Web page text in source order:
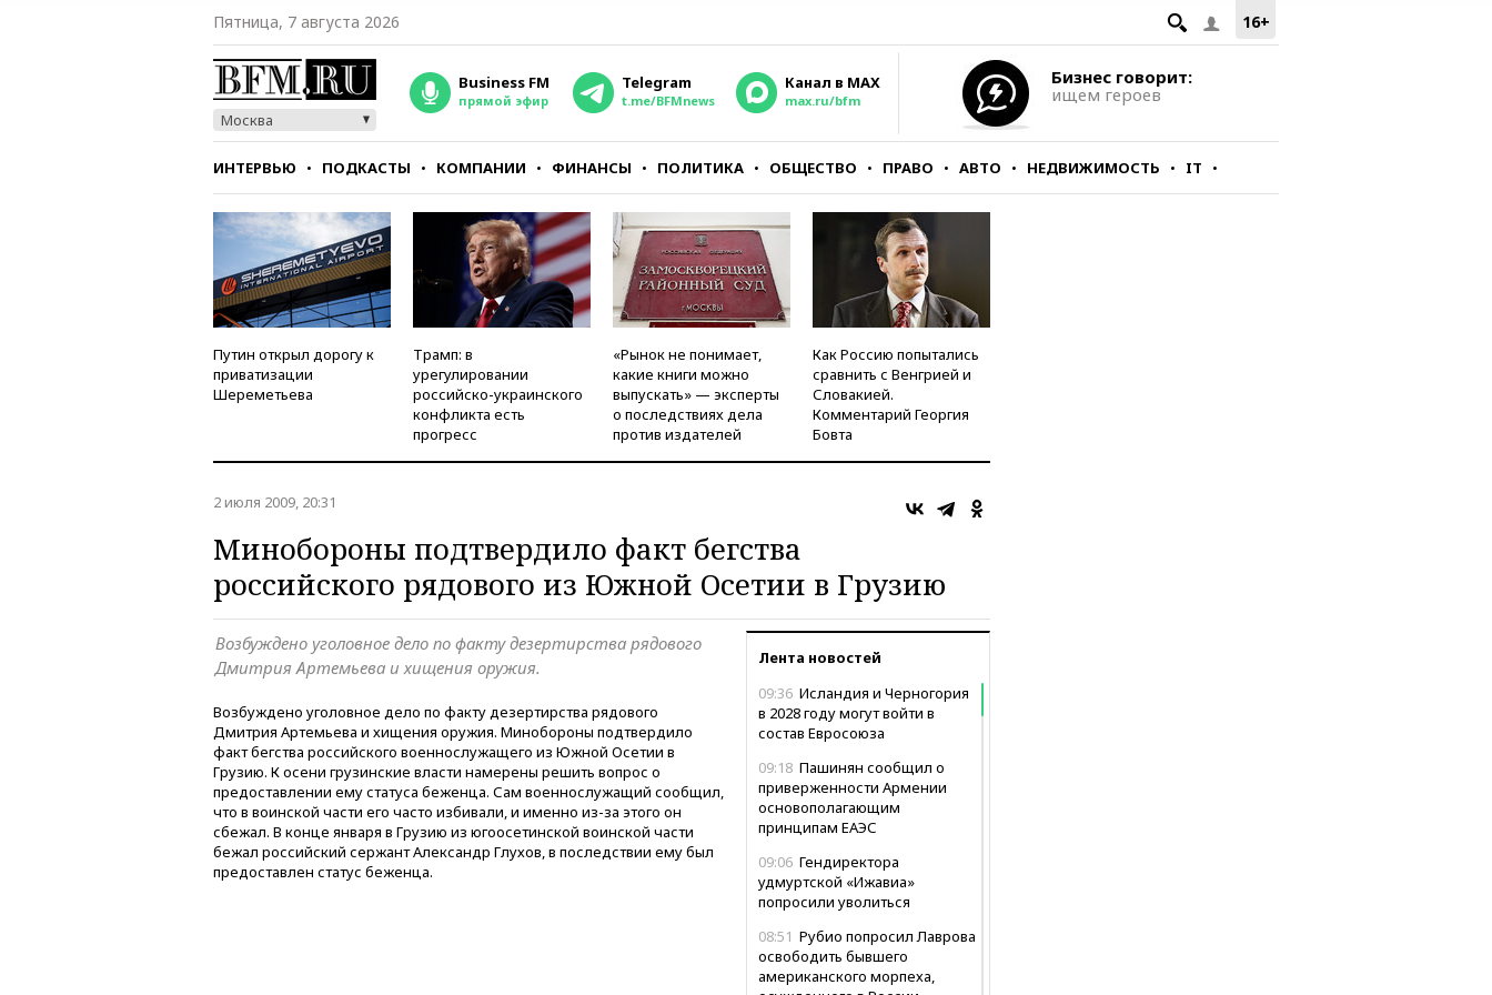
16+
Пятница, 7 августа 2026
Москва
Business FM
прямой эфир
Telegram
t.me/BFMnews
Канал в MAX
max.ru/bfm
Бизнес говорит:
ищем героев
ИНТЕРВЬЮ ПОДКАСТЫ КОМПАНИИ ФИНАНСЫ ПОЛИТИКА ОБЩЕСТВО ПРАВО АВТО НЕДВИЖИМОСТЬ IT
СТИЛЬ ТЕСТЫ
Путин открыл дорогу к
приватизации
Шереметьева
Трамп: в
урегулировании
российско-украинского
конфликта есть
прогресс
«Рынок не понимает,
какие книги можно
выпускать» — эксперты
о последствиях дела
против издателей
Как Россию попытались
сравнить с Венгрией и
Словакией.
Комментарий Георгия
Бовта
2 июля 2009, 20:31
Минобороны подтвердило факт бегства
российского рядового из Южной Осетии в Грузию
Лента новостей
09:36 Исландия и Черногория
в 2028 году могут войти в
состав Евросоюза
09:18 Пашинян сообщил о
приверженности Армении
основополагающим
принципам ЕАЭС
09:06 Гендиректора
удмуртской «Ижавиа»
попросили уволиться
08:51 Рубио попросил Лаврова
освободить бывшего
американского морпеха,
Возбуждено уголовное дело по факту дезертирства рядового
Дмитрия Артемьева и хищения оружия.
Возбуждено уголовное дело по факту дезертирства рядового
Дмитрия Артемьева и хищения оружия. Минобороны подтвердило
факт бегства российского военнослужащего из Южной Осетии в
Грузию. К осени грузинские власти намерены решить вопрос о
предоставлении ему статуса беженца. Сам военнослужащий сообщил,
что в воинской части его часто избивали, и именно из-за этого он
сбежал. В конце января в Грузию из югоосетинской воинской части
бежал российский сержант Александр Глухов, в последствии ему был
предоставлен статус беженца.